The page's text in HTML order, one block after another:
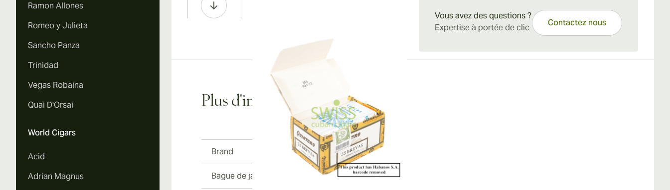
Ramon Allones
Romeo y Julieta
Sancho Panza
Trinidad
Vegas Robaina
Quai D'Orsai
World Cigars
Acid
Adrian Magnus
View larger image
Vous avez des questions ?
Expertise à portée de clic
Contactez nous
Plus d'informations
Brand Quintero y Hermano
Bague de jauge 40